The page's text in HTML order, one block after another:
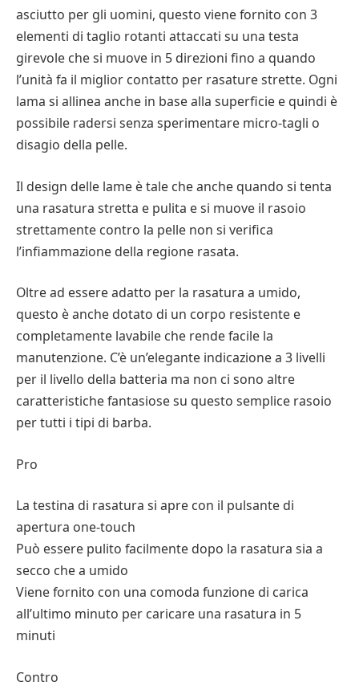
asciutto per gli uomini, questo viene fornito con 3
elementi di taglio rotanti attaccati su una testa
girevole che si muove in 5 direzioni fino a quando
l’unità fa il miglior contatto per rasature strette. Ogni
lama si allinea anche in base alla superficie e quindi è
possibile radersi senza sperimentare micro-tagli o
disagio della pelle.
Il design delle lame è tale che anche quando si tenta
una rasatura stretta e pulita e si muove il rasoio
strettamente contro la pelle non si verifica
l’infiammazione della regione rasata.
Oltre ad essere adatto per la rasatura a umido,
questo è anche dotato di un corpo resistente e
completamente lavabile che rende facile la
manutenzione. C’è un’elegante indicazione a 3 livelli
per il livello della batteria ma non ci sono altre
caratteristiche fantasiose su questo semplice rasoio
per tutti i tipi di barba.
Pro
La testina di rasatura si apre con il pulsante di
apertura one-touch
Può essere pulito facilmente dopo la rasatura sia a
secco che a umido
Viene fornito con una comoda funzione di carica
all’ultimo minuto per caricare una rasatura in 5
minuti
Contro